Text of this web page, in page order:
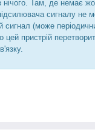
нічого. Там, де немає
сигналу не
сигнал (може
цей пристрій